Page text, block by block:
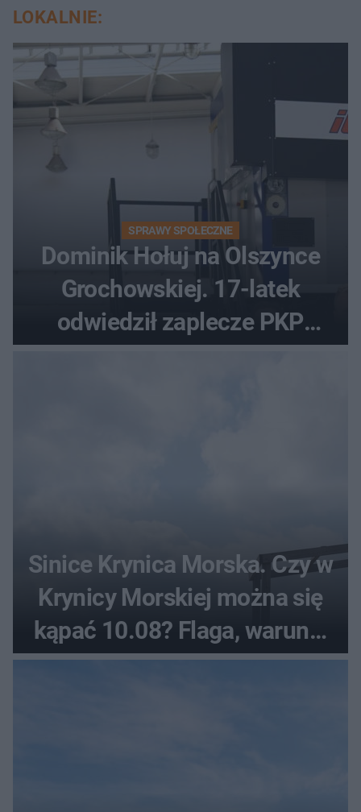
LOKALNIE:
SPRAWY SPOŁECZNE
Dominik Hołuj na Olszynce
Grochowskiej. 17-latek
odwiedził zaplecze PKP
Sinice Krynica Morska. Czy w
Krynicy Morskiej można się
kąpać 10.08? Flaga, warunki
pogodowe